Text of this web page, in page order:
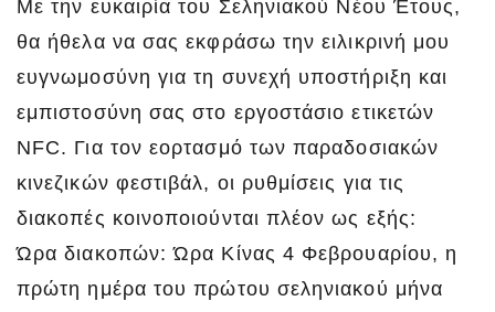
Με την ευκαιρία του Σεληνιακού Νέου Έτους,
θα ήθελα να σας εκφράσω την ειλικρινή μου
ευγνωμοσύνη για τη συνεχή υποστήριξη και
εμπιστοσύνη σας στο εργοστάσιο ετικετών
NFC. Για τον εορτασμό των παραδοσιακών
κινεζικών φεστιβάλ, οι ρυθμίσεις για τις
διακοπές κοινοποιούνται πλέον ως εξής:
Ώρα διακοπών: Ώρα Κίνας 4 Φεβρουαρίου, η
πρώτη ημέρα του πρώτου σεληνιακού μήνα